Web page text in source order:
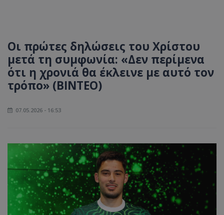
Οι πρώτες δηλώσεις του Χρίστου
μετά τη συμφωνία: «Δεν περίμενα
ότι η χρονιά θα έκλεινε με αυτό τον
τρόπο» (ΒΙΝΤΕΟ)
07.05.2026 - 16:53